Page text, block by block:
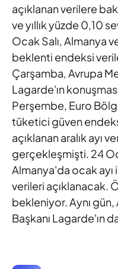
açıklanan verilere
ve yıllık yüzde 0,10
Ocak Salı, Almanya
beklenti endeksi
Çarşamba, Avrupa
Lagarde'ın
Perşembe, Euro
tüketici güven
açıklanan aralık ayı
gerçekleşmişti. 24
Almanya'da ocak ayı
verileri açıklanacak.
bekleniyor. Aynı gün,
Başkanı Lagarde'ın